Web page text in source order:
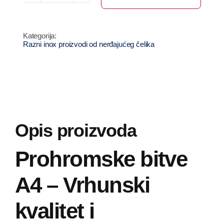
količina
Razni inox proizvodi od nerđajućeg čelika
Opis proizvoda
Prohromske bitve
A4 – Vrhunski
kvalitet i